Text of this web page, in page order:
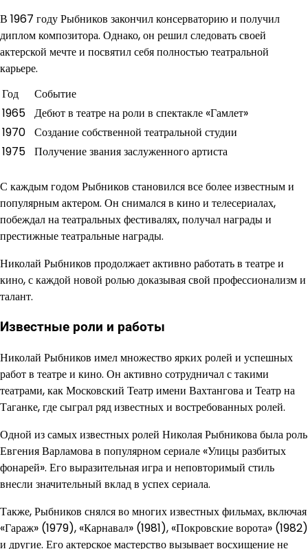
В 1967 году Рыбников закончил консерваторию и получил
диплом композитора. Однако, он решил следовать своей
актерской мечте и посвятил себя полностью театральной
карьере.
Год
Событие
1965 Дебют в театре на роли в спектакле «Гамлет»
1970 Создание собственной театральной студии
1975 Получение звания заслуженного артиста
С каждым годом Рыбников становился все более известным и
популярным актером. Он снимался в кино и телесериалах,
побеждал на театральных фестивалях, получал награды и
престижные театральные награды.
Николай Рыбников продолжает активно работать в театре и
кино, с каждой новой ролью доказывая свой профессионализм и
талант.
Известные роли и работы
Николай Рыбников имел множество ярких ролей и успешных
работ в театре и кино. Он активно сотрудничал с такими
театрами, как Московский Театр имени Вахтангова и Театр на
Таганке, где сыграл ряд известных и востребованных ролей.
Одной из самых известных ролей Николая Рыбникова была роль
Евгения Варламова в популярном сериале «Улицы разбитых
фонарей». Его выразительная игра и неповторимый стиль
внесли значительный вклад в успех сериала.
Также, Рыбников снялся во многих известных фильмах, включая
«Гараж» (1979), «Карнавал» (1981), «Покровские ворота» (1982)
и другие. Его актерское мастерство вызывает восхищение не